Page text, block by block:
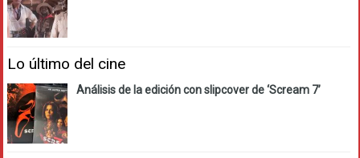
Lo último del cine
Análisis de la edición con slipcover de ‘Scream 7’